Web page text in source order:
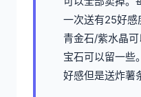
一次送有25好
青金石/紫水晶
宝石可以留一些
好感但是送炸薯